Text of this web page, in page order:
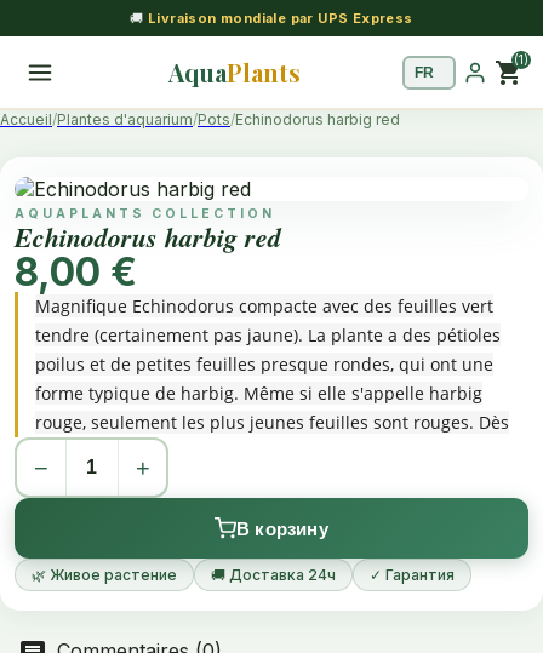
🚚 Livraison mondiale par UPS Express
AquaPlants shopping_cart(1)
Accueil Plantes d'aquarium Pots Echinodorus harbig red
AQUAPLANTS COLLECTION
Echinodorus harbig red
8,00 €
Magnifique Echinodorus compacte avec des feuilles vert
tendre (certainement pas jaune). La plante a des pétioles
poilus et de petites feuilles presque rondes, qui ont une
forme typique de harbig. Même si elle s'appelle harbig
rouge, seulement les plus jeunes feuilles sont rouges. Dès
qu'elle fait de nouvelles feuilles, les feuilles plus anciennes
virent au vert.
− +
В корзину
🌿 Живое растение 🚚 Доставка 24ч ✓ Гарантия